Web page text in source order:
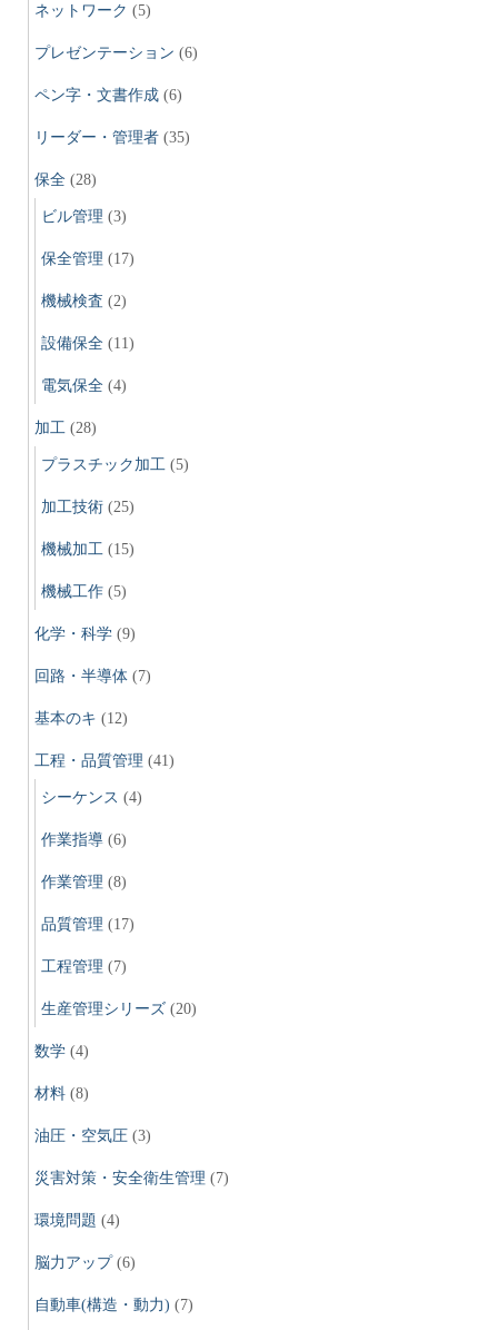
ネットワーク (5)
プレゼンテーション (6)
ペン字・文書作成 (6)
リーダー・管理者 (35)
保全 (28)
ビル管理 (3)
保全管理 (17)
機械検査 (2)
設備保全 (11)
電気保全 (4)
加工 (28)
プラスチック加工 (5)
加工技術 (25)
機械加工 (15)
機械工作 (5)
化学・科学 (9)
回路・半導体 (7)
基本のキ (12)
工程・品質管理 (41)
シーケンス (4)
作業指導 (6)
作業管理 (8)
品質管理 (17)
工程管理 (7)
生産管理シリーズ (20)
数学 (4)
材料 (8)
油圧・空気圧 (3)
災害対策・安全衛生管理 (7)
環境問題 (4)
脳力アップ(6)
自動車(構造・動力) (7)